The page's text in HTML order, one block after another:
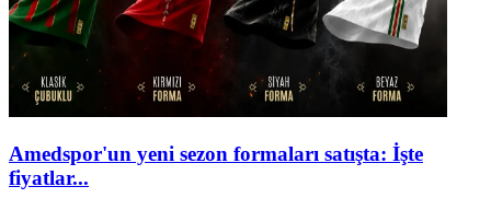
Amedspor'un yeni sezon formaları satışta: İşte
fiyatlar...